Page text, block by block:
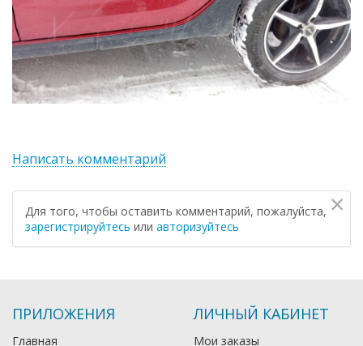
Написать комментарий
×
Для того, чтобы оставить комментарий, пожалуйста,
зарегистрируйтесь или авторизуйтесь
ПРИЛОЖЕНИЯ
Главная
ЛИЧНЫЙ КАБИНЕТ
Мои заказы